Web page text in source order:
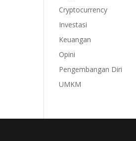
Cryptocurrency
Investasi
Keuangan
Opini
Pengembangan Diri
UMKM